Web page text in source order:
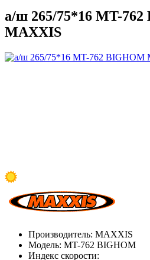
а/ш 265/75*16 MT-
MAXXIS
Производитель: MAXXIS
Модель: MT-762 BIGHOM
Индекс скорости: